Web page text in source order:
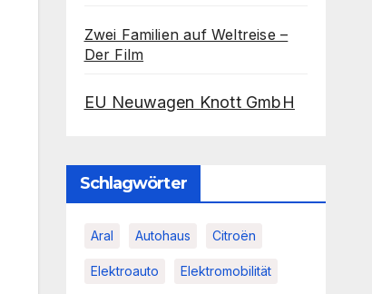
Zwei Familien auf Weltreise –
Der Film
EU Neuwagen Knott GmbH
Schlagwörter
Aral Autohaus Citroën
Elektroauto Elektromobilität